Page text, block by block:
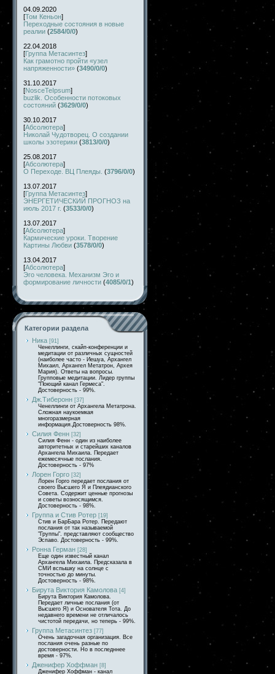
04.09.2020
[Том Кеньон]
Переходные состояния в новые
реалии (2584/0/0)
22.04.2018
[Группа Метасинтез]
Как грамотно пройти «узел
напряженности» (3490/0/0)
31.10.2017
[NosceTeIpsum]
buzlik. Особенности потоковых
состояний (3629/0/0)
30.10.2017
[Абсолютера]
Николай Чудотворец. О создании
школы эзотерики (3813/0/0)
25.08.2017
[Абсолютера]
О Переходе. ВЦ Плеяды. (3796/0/0)
13.07.2017
[Группа Метасинтез]
ЭНЕРГЕТИЧЕСКИЙ ПРОГНОЗ на
июль 2017 г. (3533/0/0)
13.07.2017
[Абсолютера]
Кармические уроки. Творение
Картины Любви (3578/0/0)
13.04.2017
[Абсолютера]
Эго человека. Механизм Эго и
формирование личности (4085/0/1)
Категории раздела
Ника [91]
Ченеллинги, скайп-конференции и
медитации от различных сущностей
(наиболее часто - Иешуа, Архангел
Михаил, Архангел Метатрон, Архея
Мария). Ответы на вопросы.
Групповые медитации. Лидер группы
"Поющий канал Гермеса".
Достоверность - 99%.
Дж.Тиберонн [37]
Ченеллинги от Архангела Метатрона.
Сложная наукоемкая
многоразмерная
информация.Достоверность 98%.
Силия Фенн [32]
Силия Фенн - один из наиболее
авторитетных и старейших каналов
Архангела Михаила. Передает
ежемесячные послания.
Достоверность - 97%
Лорен Горго [32]
Лорен Горго передает послания от
своего Высшего Я и Плеядианского
Совета. Содержит ценные прогнозы
и советы возносящимся.
Достоверность - 98%.
Группа и Стив Ротер [19]
Стив и БарБара Ротер. Передают
послания от так называемой
"Группы". представляют сообщество
Эспаво. Достоверность - 99%.
Ронна Герман [28]
Еще один известный канал
Архангела Михаила. Предсказала в
СМИ вспышку на солнце с
точностью до минуты.
Достоверность - 98%.
Бирута Виктория Камолова [4]
Бирута Виктория Камолова.
Передает личные послания (от
Высшего Я) и Основателя Тота. До
недавнего времени не отличалось
чистотой передачи, но теперь - 99%.
Группа Метасинтез [77]
Очень загадочная организация. Все
послания очень разные по
достоверности. Но в последннее
время - 97%.
Дженифер Хоффман [8]
Дженифер Хоффман - канал